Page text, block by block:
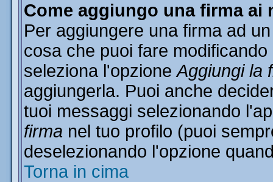
Come aggiungo una firma ai
Per aggiungere una firma ad
cosa che puoi fare
seleziona l'opzioneAggiungi la
aggiungerla. Puoi anche
tuoi messaggi selezionando
firma nel tuo profilo (puoi
deselezionando l'opzione
Torna in cima